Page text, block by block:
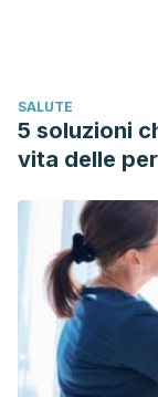
SALUTE
5 soluzioni
vita delle